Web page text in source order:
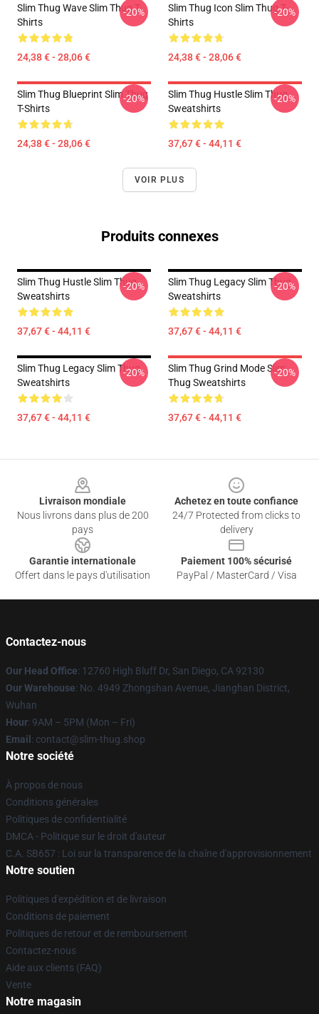
Slim Thug Wave Slim Thug T-
Shirts
24,38 € - 28,06 €
-20%
Slim Thug Icon Slim Thug T-
Shirts
24,38 € - 28,06 €
-20%
Slim Thug Blueprint Slim Thug
T-Shirts
24,38 € - 28,06 €
-20%
Slim Thug Hustle Slim Thug
Sweatshirts
37,67 € - 44,11 €
-20%
VOIR PLUS
Produits connexes
Slim Thug Hustle Slim Thug
Sweatshirts
37,67 € - 44,11 €
-20%
Slim Thug Legacy Slim Thug
Sweatshirts
37,67 € - 44,11 €
-20%
Slim Thug Legacy Slim Thug
Sweatshirts
37,67 € - 44,11 €
-20%
Slim Thug Grind Mode Slim
Thug Sweatshirts
37,67 € - 44,11 €
-20%
Livraison mondiale
Nous livrons dans plus de 200
pays
Achetez en toute confiance
24/7 Protected from clicks to
delivery
Garantie internationale
Offert dans le pays d'utilisation
Paiement 100% sécurisé
PayPal / MasterCard / Visa
Contactez-nous
Our Head Office: 12760 High Bluff Dr, San Diego, CA 92130
Our Warehouse: No. 4949 Zhongshan Avenue, Jianghan District,
Wuhan
Hour: 9AM – 5PM (Mon – Fri)
Email : contact@slim-thug.shop
Notre société
À propos de nous
Conditions générales
Politiques de confidentialité
DMCA - Politique sur le droit d'auteur
C.A. SB657 : Loi sur la transparence de la chaîne d'approvisionnement
Notre soutien
Politiques d'expédition et de livraison
Conditions de paiement
Politiques de retour et de remboursement
Contactez-nous
Aide aux clients (FAQ)
Vente
Notre magasin